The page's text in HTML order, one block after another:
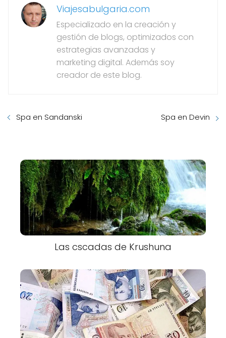
Viajesabulgaria.com
Especializado en la creación y
gestión de blogs, optimizados con
estrategias avanzadas y
marketing digital. Además soy
creador de este blog.
Spa en Sandanski Spa en Devin
Las cscadas de Krushuna